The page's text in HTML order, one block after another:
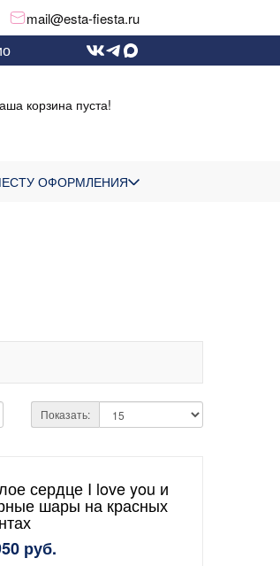
mail@esta-fiesta.ru
корзина пуста!
ОФОРМЛЕНИЯ
Показать:
сердце I love you и
шары на красных
руб.